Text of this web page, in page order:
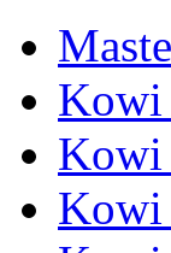
Kowi
Kowi